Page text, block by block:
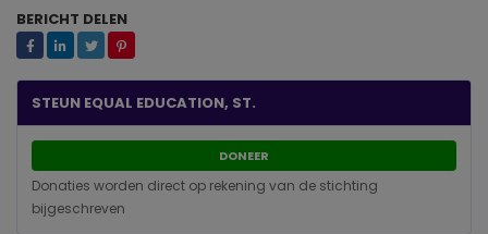
BERICHT DELEN
STEUN EQUAL EDUCATION, ST.
DONEER
Donaties worden direct op rekening van de stichting
bijgeschreven